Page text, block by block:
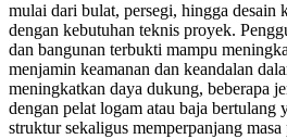
mulai dari bulat, persegi, hingga desain
dengan kebutuhan teknis proyek.
dan bangunan terbukti mampu
menjamin keamanan dan keandalan
meningkatkan daya dukung, beberapa
dengan pelat logam atau baja bertulang
struktur sekaligus memperpanjang masa